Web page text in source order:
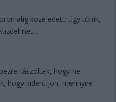
alig közeledett: úgy tűnik,
rászóltak, hogy ne
hogy kiderüljön, mennyire